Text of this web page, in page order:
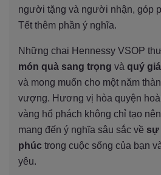
người tặng và người nhận, góp
Tết thêm phần ý nghĩa.
Những chai Hennessy VSOP
món quà sang trọng và quý giá
và mong muốn cho một năm
vượng. Hương vị hòa quyện
vàng hổ phách không chỉ tạo
mang đến ý nghĩa sâu sắc về sự
phúc trong cuộc sống của bạn
yêu.